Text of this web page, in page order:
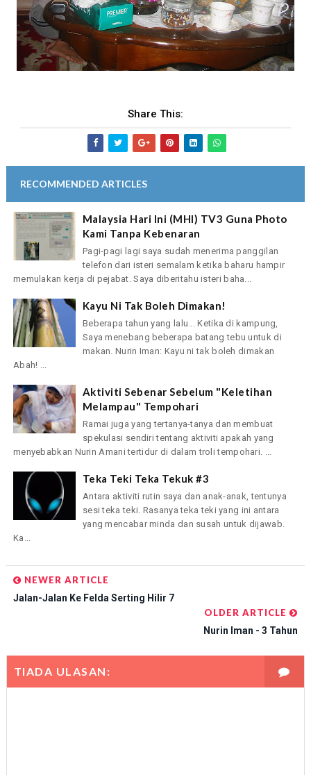
Share This:
RECOMMENDED ARTICLES
Malaysia Hari Ini (MHI) TV3 Guna Photo
Kami Tanpa Kebenaran
Pagi-pagi lagi saya sudah menerima panggilan
telefon dari isteri semalam ketika baharu hampir
memulakan kerja di pejabat. Saya diberitahu isteri baha...
Kayu Ni Tak Boleh Dimakan!
Beberapa tahun yang lalu... Ketika di kampung,
Saya menebang beberapa batang tebu untuk di
makan. Nurin Iman: Kayu ni tak boleh dimakan
Abah! ...
Aktiviti Sebenar Sebelum "Keletihan
Melampau" Tempohari
Ramai juga yang tertanya-tanya dan membuat
spekulasi sendiri tentang aktiviti apakah yang
menyebabkan Nurin Amani tertidur di dalam troli tempohari. ...
Teka Teki Teka Tekuk #3
Antara aktiviti rutin saya dan anak-anak, tentunya
sesi teka teki. Rasanya teka teki yang ini antara
yang mencabar minda dan susah untuk dijawab.
Ka...
NEWER ARTICLE
Jalan-Jalan Ke Felda Serting Hilir 7
OLDER ARTICLE
Nurin Iman - 3 Tahun
TIADA ULASAN: